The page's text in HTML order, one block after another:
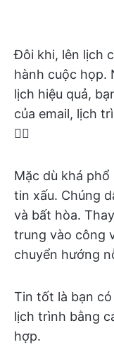
Đôi khi, lên lịch
hành cuộc họp.
lịch hiệu quả,
của email, lịch
😵‍💫
Mặc dù khá
tin xấu. Chúng
và bất hòa.
trung vào công
chuyển hướng
Tin tốt là bạn
lịch trình bằng
hợp.